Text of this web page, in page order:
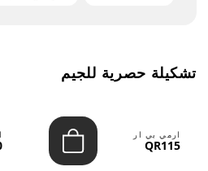
تشكيلة حصرية للجيم
ارمي بي ار
QR115